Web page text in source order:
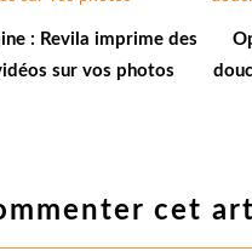
: Revila imprime des
sur vos photos
cet